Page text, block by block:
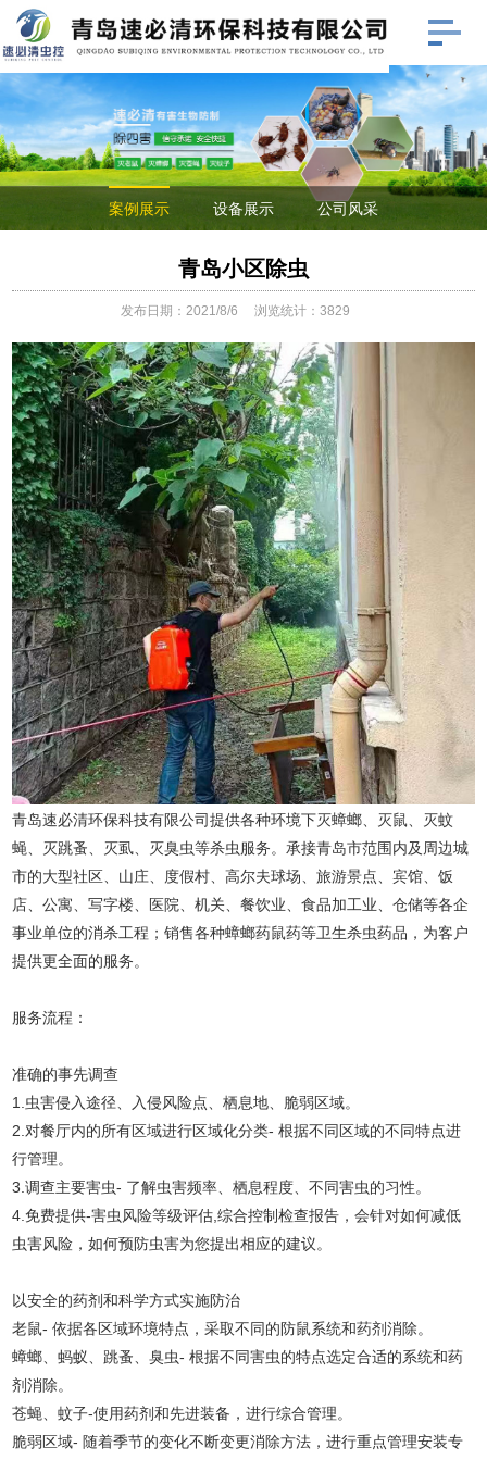
案例展示 设备展示 公司风采
青岛小区除虫
发布日期：2021/8/6 浏览统计：3829
青岛速必清环保科技有限公司提供各种环境下灭蟑螂、灭鼠、灭蚊
蝇、灭跳蚤、灭虱、灭臭虫等杀虫服务。承接青岛市范围内及周边城
市的大型社区、山庄、度假村、高尔夫球场、旅游景点、宾馆、饭
店、公寓、写字楼、医院、机关、餐饮业、食品加工业、仓储等各企
事业单位的消杀工程；销售各种蟑螂药鼠药等卫生杀虫药品，为客户
提供更全面的服务。
服务流程：
准确的事先调查
1.虫害侵入途径、入侵风险点、栖息地、脆弱区域。
2.对餐厅内的所有区域进行区域化分类- 根据不同区域的不同特点进
行管理。
3.调查主要害虫- 了解虫害频率、栖息程度、不同害虫的习性。
4.免费提供-害虫风险等级评估,综合控制检查报告，会针对如何减低
虫害风险，如何预防虫害为您提出相应的建议。
以安全的药剂和科学方式实施防治
老鼠- 依据各区域环境特点，采取不同的防鼠系统和药剂消除。
蟑螂、蚂蚁、跳蚤、臭虫- 根据不同害虫的特点选定合适的系统和药
剂消除。
苍蝇、蚊子-使用药剂和先进装备，进行综合管理。
脆弱区域- 随着季节的变化不断变更消除方法，进行重点管理安装专